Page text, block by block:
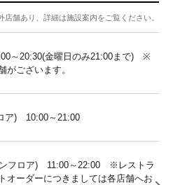
舗あり、詳細は施設案内をご覧ください。
～20:30(金曜日のみ21:00まで) ※
がございます。
ア) 10:00～21:00
ンフロア) 11:00～22:00 ※レストラ
オーダーにつきましては各店舗へお